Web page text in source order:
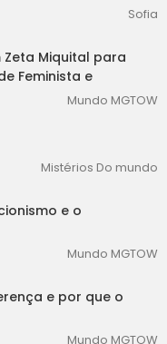
Sofia
Zeta Miquital para
Feminista e
Mundo MGTOW
Mistérios Do mundo
e o
Mundo MGTOW
e por que o
Mundo MGTOW